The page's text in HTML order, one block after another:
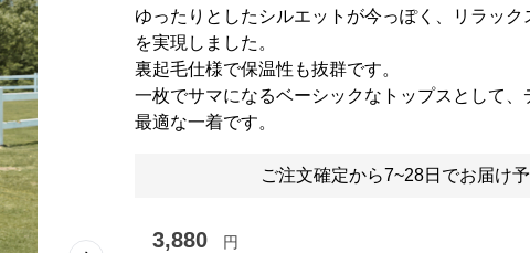
ゆったりとしたシルエットが今っぽく、リラック
を実現しました。
裏起毛仕様で保温性も抜群です。
一枚でサマになるベーシックなトップスとして、
最適な一着です。
ご注文確定から7~28日でお届け
3,880 円